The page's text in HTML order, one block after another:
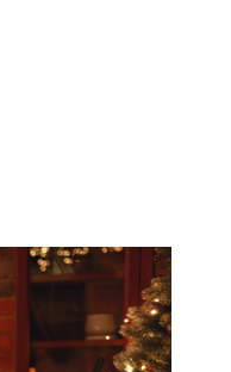
Editorial Mihai
Morar: CUM L-AM
SALVAT PE FĂT-
FRUMOS